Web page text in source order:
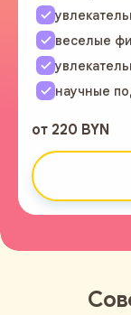
веселые
научные
от 220 BYN